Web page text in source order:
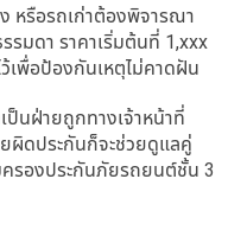
หรือรถเก่าต้องพิจารณา
มดา ราคาเริ่มต้นที่ 1,xxx
เพื่อป้องกันเหตุไม่คาดฝัน
ป็นฝ่ายถูกทางเจ้าหน้าที่
ผิดประกันก็จะช่วยดูแลคู่
ครองประกันภัยรถยนต์ชั้น 3